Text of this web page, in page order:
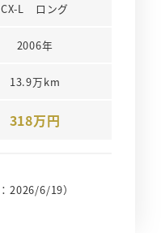
CX-L　ロング
2006年
13.9万km
318万円
2026/6/19）